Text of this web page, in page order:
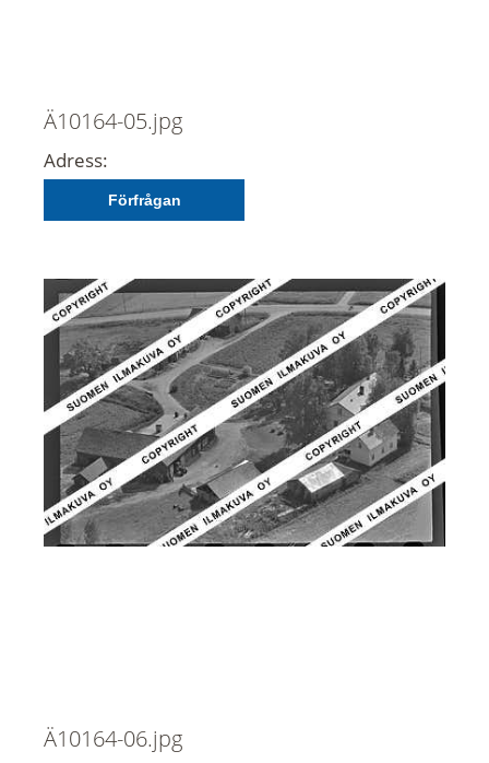
Ä10164-05.jpg
Adress:
Förfrågan
Ä10164-06.jpg